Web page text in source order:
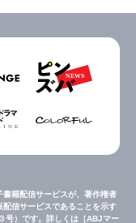
書籍配信サービスが、著作権者
信サービスであることを示す
号）です。詳しくは［ABJマー